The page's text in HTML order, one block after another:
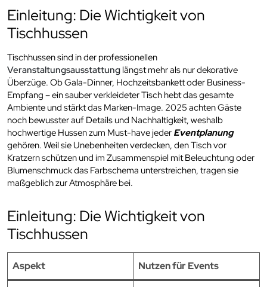
Einleitung: Die Wichtigkeit von
Tischhussen
Tischhussen sind in der professionellen
Veranstaltungsausstattung längst mehr als nur dekorative
Überzüge. Ob Gala-Dinner, Hochzeitsbankett oder Business-
Empfang – ein sauber verkleideter Tisch hebt das gesamte
Ambiente und stärkt das Marken-Image. 2025 achten Gäste
noch bewusster auf Details und Nachhaltigkeit, weshalb
hochwertige Hussen zum Must-have jeder Eventplanung
gehören. Weil sie Unebenheiten verdecken, den Tisch vor
Kratzern schützen und im Zusammenspiel mit Beleuchtung oder
Blumenschmuck das Farbschema unterstreichen, tragen sie
maßgeblich zur Atmosphäre bei.
Einleitung: Die Wichtigkeit von
Tischhussen
Aspekt Nutzen für Events